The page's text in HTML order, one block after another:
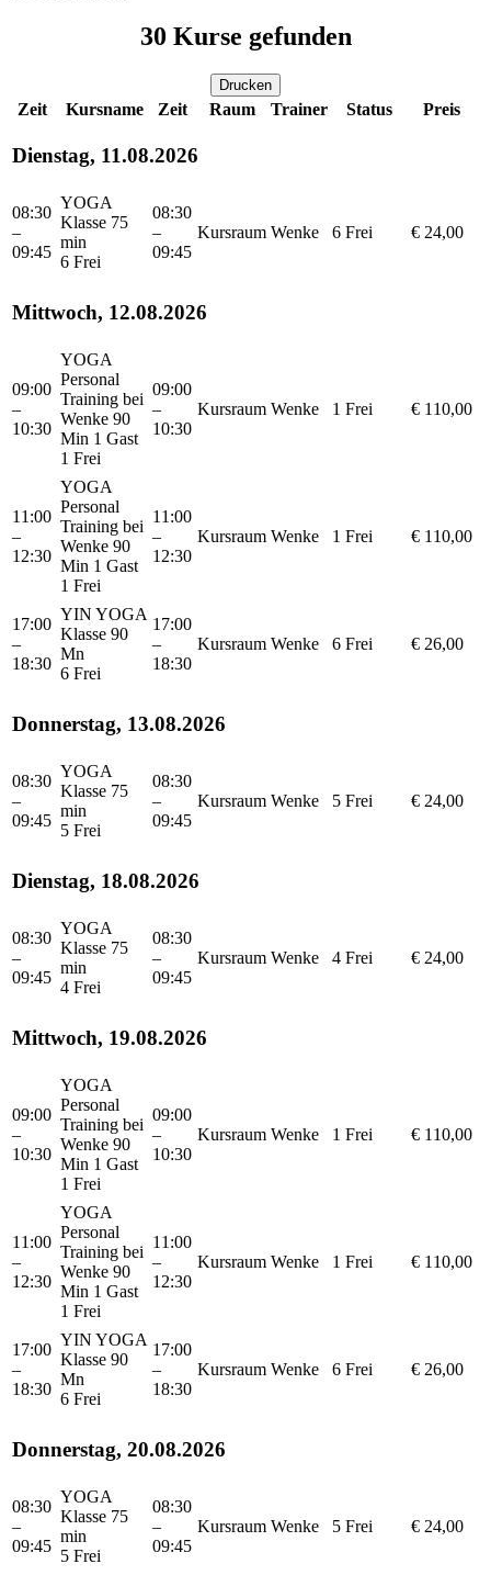
30 Kurse gefunden
Drucken
Zeit Kursname Zeit Raum Trainer Status Preis
Dienstag, 11.08.2026
08:30
–
09:45
YOGA
Klasse 75
min
6 Frei
08:30
–
09:45
Kursraum Wenke 6 Frei € 24,00
Mittwoch, 12.08.2026
09:00
–
10:30
YOGA
Personal
Training bei
Wenke 90
Min 1 Gast
1 Frei
09:00
–
10:30
Kursraum Wenke 1 Frei € 110,00
11:00
–
12:30
YOGA
Personal
Training bei
Wenke 90
Min 1 Gast
1 Frei
11:00
–
12:30
Kursraum Wenke 1 Frei € 110,00
17:00
–
18:30
YIN YOGA
Klasse 90
Mn
6 Frei
17:00
–
18:30
Kursraum Wenke 6 Frei € 26,00
Donnerstag, 13.08.2026
08:30
–
09:45
YOGA
Klasse 75
min
5 Frei
08:30
–
09:45
Kursraum Wenke 5 Frei € 24,00
Dienstag, 18.08.2026
08:30
–
09:45
YOGA
Klasse 75
min
4 Frei
08:30
–
09:45
Kursraum Wenke 4 Frei € 24,00
Mittwoch, 19.08.2026
09:00
–
10:30
YOGA
Personal
Training bei
Wenke 90
Min 1 Gast
1 Frei
09:00
–
10:30
Kursraum Wenke 1 Frei € 110,00
11:00
–
12:30
YOGA
Personal
Training bei
Wenke 90
Min 1 Gast
1 Frei
11:00
–
12:30
Kursraum Wenke 1 Frei € 110,00
17:00
–
18:30
YIN YOGA
Klasse 90
Mn
6 Frei
17:00
–
18:30
Kursraum Wenke 6 Frei € 26,00
Donnerstag, 20.08.2026
08:30
–
09:45
YOGA
Klasse 75
min
5 Frei
08:30
–
09:45
Kursraum Wenke 5 Frei € 24,00